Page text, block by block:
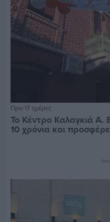
Πριν 17 ημέρες
Το Κέντρο Καλαγκιά Α.
10 χρόνια και